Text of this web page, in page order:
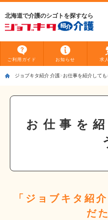
北海道で介護のシゴトを探すなら
ご利用 ガイド お知らせ 求
ジョブキタ紹介 介護 お仕事を紹介しても
お仕事を
「ジョブキタ紹
だ